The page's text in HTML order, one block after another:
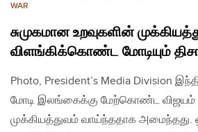
WAR
சுமுகமான உறவுகளின்
விளங்கிக்கொண்ட மோடியும்
Photo, President’s Media Division
மோடி இலங்கைக்கு மேற்கொண்ட விஜயம்
முக்கியத்துவம் வாய்ந்ததாக அமைந்தது.